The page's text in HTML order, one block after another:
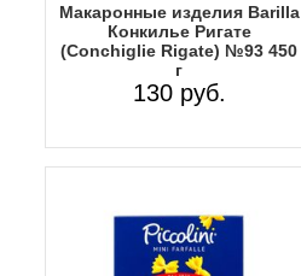
Макаронные изделия Barilla
Конкилье Ригате
(Conchiglie Rigate) №93 450
г
130 руб.